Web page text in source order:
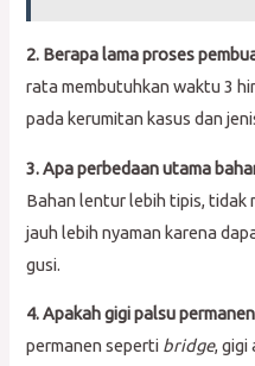
2. Berapa lama proses
rata membutuhkan waktu 3
pada kerumitan kasus dan
3. Apa perbedaan utama
Bahan lentur lebih tipis, tidak
jauh lebih nyaman karena
gusi.
4. Apakah gigi palsu
permanen seperti bridge, gigi